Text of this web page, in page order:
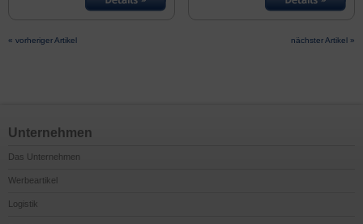
« vorheriger Artikel nächster Artikel »
Unternehmen
Das Unternehmen
Werbeartikel
Logistik